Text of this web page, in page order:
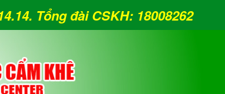
Tổng đài CSKH: 18008262